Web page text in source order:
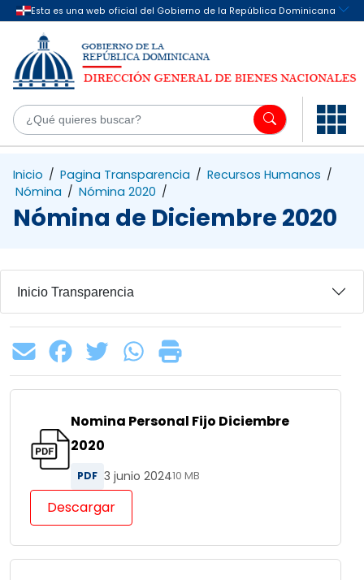
Saltar al contenido principal
Inicio / Pagina Transparencia / Recursos Humanos /
Nómina / Nómina 2020 /
Nómina de Diciembre 2020
Inicio Transparencia
Nomina Personal Fijo Diciembre
2020
PDF 3 junio 202410 MB
Descargar